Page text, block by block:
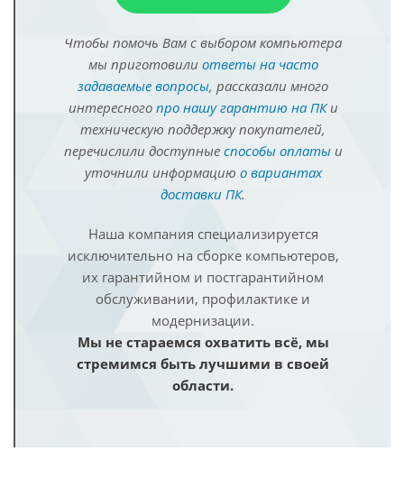
Чтобы помочь Вам с выбором компьютера
мы приготовили ответы на часто
задаваемые вопросы, рассказали много
интересного про нашу гарантию на ПКи
техническую поддержку покупателей,
перечислили доступные способы оплатыи
уточнили информацию о вариантах
доставки ПК.
Наша компания специализируется
исключительно на сборке компьютеров,
их гарантийном и постгарантийном
обслуживании, профилактике и
модернизации.
Мы не стараемся охватить всё, мы
стремимся быть лучшими в своей
области.